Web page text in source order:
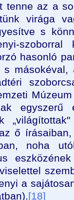
tenne az a
virága
s
hasonló
s
ő
noha
a
[18]